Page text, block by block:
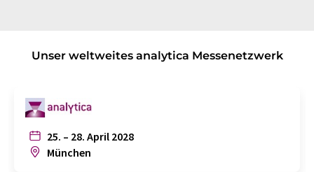
Unser weltweites analytica Messenetzwerk
25. – 28. April 2028
München